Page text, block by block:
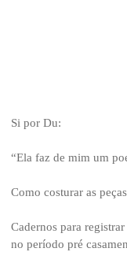
Si por Du:
“Ela faz de mim um
Como costurar as
Cadernos para
no período pré